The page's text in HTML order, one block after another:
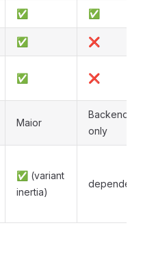
✅ ✅
✅ ❌
✅ ❌
Maior
Backend-
only
✅ (variant
inertia)
depende